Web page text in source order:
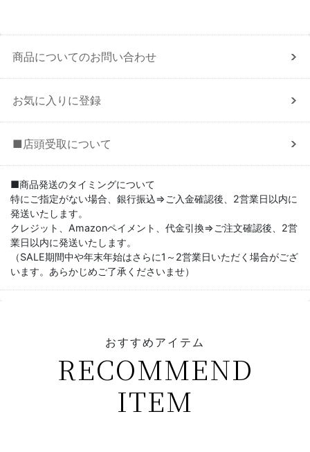
商品についてのお問い合わせ
お気に入りに登録
■店頭受取について
■商品発送のタイミングについて
特にご指定がない場合、銀行振込⇒ご入金確認後、2営業日以内に
発送いたします。
クレジット、Amazonペイメント、代金引換⇒ご注文確認後、2営
業日以内に発送いたします。
（SALE期間中や年末年始はさらに1～2営業日いただく場合がござ
います。あらかじめご了承くださいませ）
おすすめアイテム
RECOMMEND
ITEM